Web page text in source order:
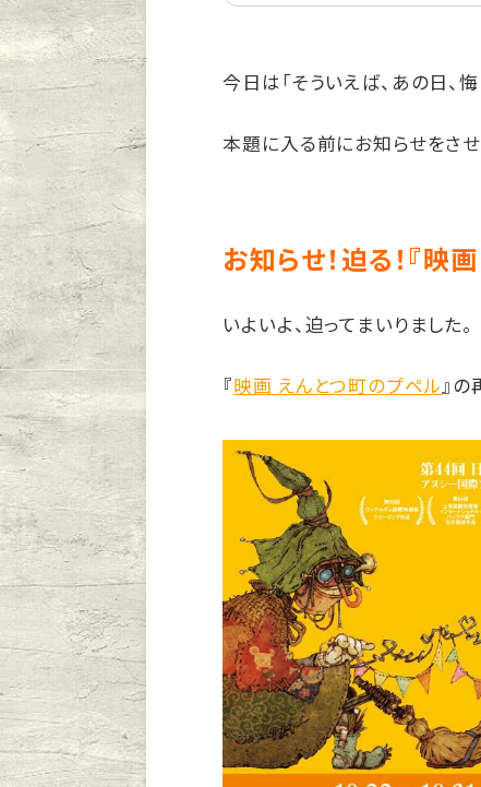
今日は「そういえば、あの日、
本題に入る前にお知らせをさせ
お知らせ！迫る！『映
いよいよ、迫ってまいりました。
『映画 えんとつ町のプペル 』